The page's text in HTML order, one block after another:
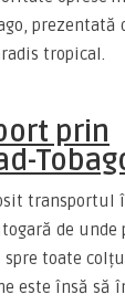
prezentată
tropical.
prin
transportul
de unde
spre toate
este însă să